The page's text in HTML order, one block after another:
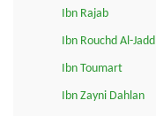
Ibn Rajab
Ibn Rouchd Al-Jadd
Ibn Toumart
Ibn Zayni Dahlan